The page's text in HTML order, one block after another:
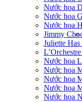
Nước hoa
Nước hoa
Nước hoa
Jimmy
Juliette
Nước hoa
Nước hoa
Nước hoa
Nước hoa
Nước hoa